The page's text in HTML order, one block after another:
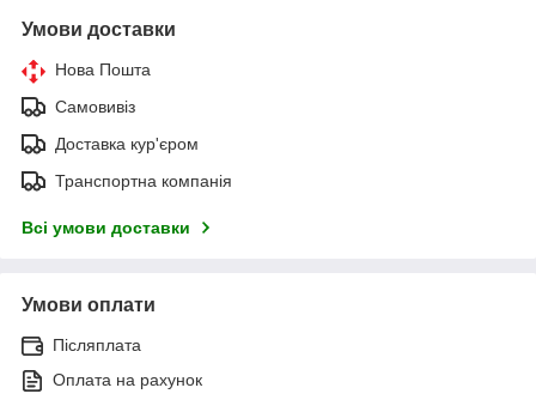
Умови доставки
Нова Пошта
Самовивіз
Доставка кур'єром
Транспортна компанія
Всі умови доставки
Умови оплати
Післяплата
Оплата на рахунок